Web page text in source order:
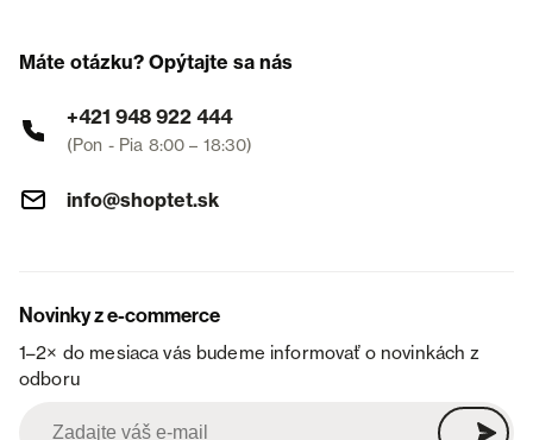
Máte otázku? Opýtajte sa nás
+421 948 922 444
(Pon - Pia 8:00 – 18:30)
info@shoptet.sk
Novinky z e-commerce
1–2× do mesiaca vás budeme informovať o novinkách z
odboru